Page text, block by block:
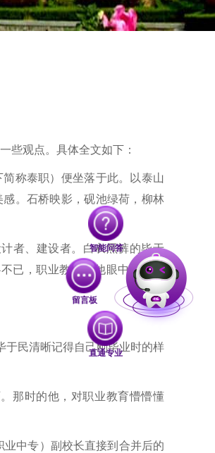
智能问答
留言板
直通专业
些观点。具体全文如下：
称泰职）便坐落于此。以泰山
。石桥映影，砚池绿荷，柳林
者、建设者。白衣黑裤的毕于
已，职业教育是他眼中炙热的
于民清晰记得自己刚毕业时的样
那时的他，对职业教育懵懵懂
业中专）副校长直接到合并后的